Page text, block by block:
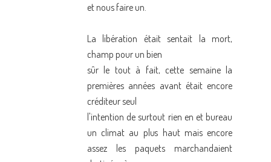
et nous faire un.
La libération était sentait la mort,
champ pour un bien
sûr le tout à fait, cette semaine la
premières années avant était encore
créditeur seul
l'intention de surtout rien en et bureau
un climat au plus haut mais encore
assez les paquets marchandaient